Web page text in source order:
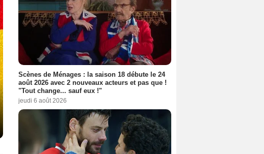
Scènes de Ménages : la saison 18 débute le 24
août 2026 avec 2 nouveaux acteurs et pas que !
"Tout change... sauf eux !"
jeudi 6 août 2026